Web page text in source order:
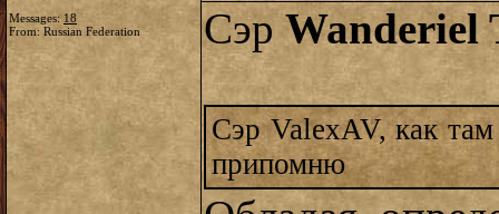
Messages: 18
From: Russian Federation
СэрWanderiel
Сэр ValexAV, как
припомню